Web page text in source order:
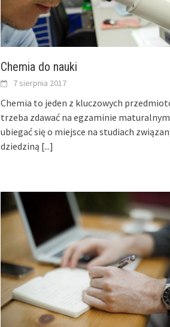
Chemia do nauki
7 sierpnia 2017
Chemia to jeden z kluczowych
trzeba zdawać na egzaminie
ubiegać się o miejsce na studiach
dziedziną [...]